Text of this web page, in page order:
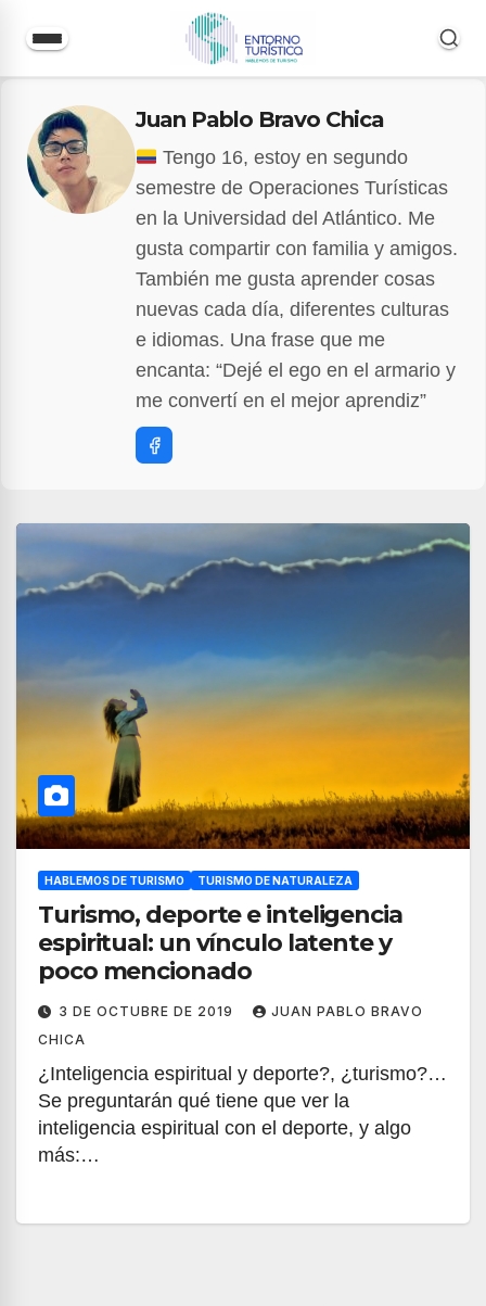
contenido
Juan Pablo Bravo Chica
Tengo 16, estoy en segundo
semestre de Operaciones Turísticas
en la Universidad del Atlántico. Me
gusta compartir con familia y amigos.
También me gusta aprender cosas
nuevas cada día, diferentes culturas
e idiomas. Una frase que me
encanta: “Dejé el ego en el armario y
me convertí en el mejor aprendiz”
HABLEMOS DE TURISMO TURISMO DE NATURALEZA
Turismo, deporte e inteligencia
espiritual: un vínculo latente y
poco mencionado
3 DE OCTUBRE DE 2019
JUAN PABLO BRAVO
CHICA
¿Inteligencia espiritual y deporte?, ¿turismo?…
Se preguntarán qué tiene que ver la
inteligencia espiritual con el deporte, y algo
más:…